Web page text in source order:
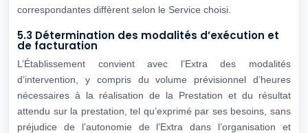
correspondantes diffèrent selon le Service choisi.
5.3 Détermination des modalités d’exécution et
de facturation
L’Établissement convient avec l’Extra des modalités
d’intervention, y compris du volume prévisionnel d’heures
nécessaires à la réalisation de la Prestation et du résultat
attendu sur la prestation, tel qu’exprimé par ses besoins, sans
préjudice de l’autonomie de l’Extra dans l’organisation et